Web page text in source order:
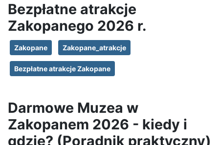
Bezpłatne atrakcje
Zakopanego 2026 r.
Zakopane Zakopane_atrakcje
Bezpłatne atrakcje Zakopane
Darmowe Muzea w
Zakopanem 2026 - kiedy i
gdzie? (Poradnik praktyczny)